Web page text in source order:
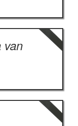
van